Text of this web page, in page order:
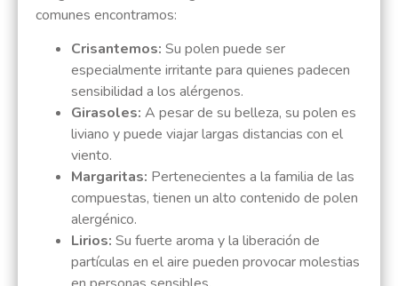
comunes encontramos:
Crisantemos: Su polen puede ser
especialmente irritante para quienes padecen
sensibilidad a los alérgenos.
Girasoles: A pesar de su belleza, su polen es
liviano y puede viajar largas distancias con el
viento.
Margaritas: Pertenecientes a la familia de las
compuestas, tienen un alto contenido de polen
alergénico.
Lirios: Su fuerte aroma y la liberación de
partículas en el aire pueden provocar molestias